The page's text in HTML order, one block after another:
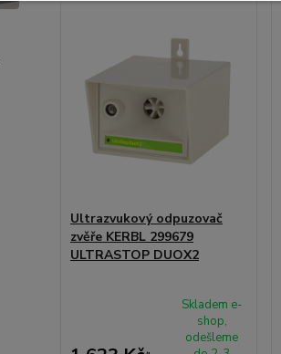
Ultrazvukový odpuzovač
zvěře KERBL 299679
ULTRASTOP DUOX2
Skladem e-
shop,
odešleme